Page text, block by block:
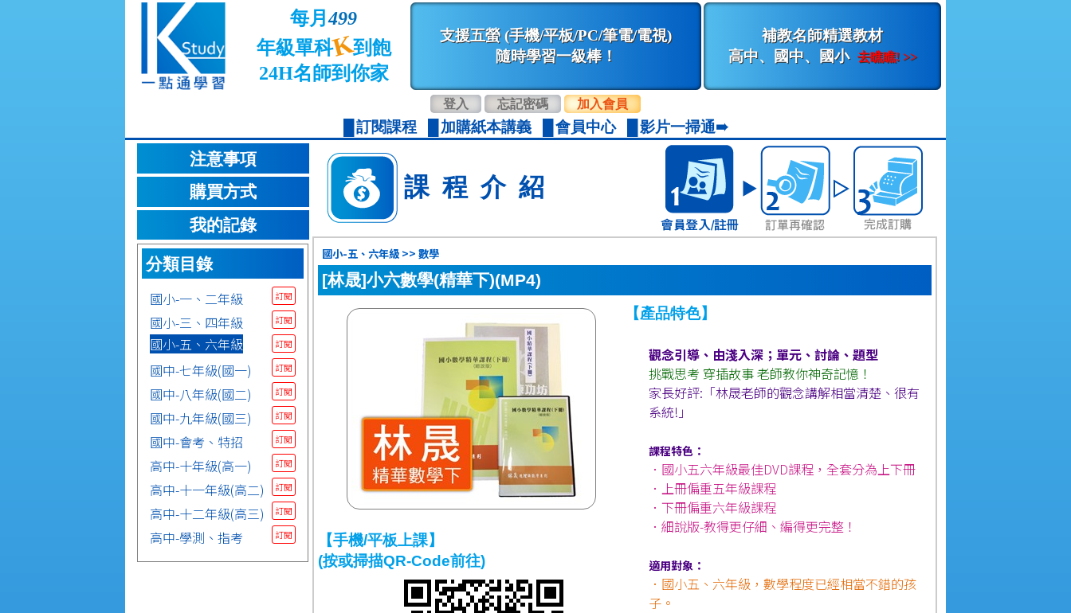
每月499
年級單科K到飽
24H名師到你家
支援五螢 (手機/平板/PC/筆電/電視)
隨時學習一級棒！
補教名師精選教材
高中、國中、國小 去瞧瞧! >>
登入 忘記密碼 加入會員
訂閱課程 加購紙本講義 會員中心 影片一掃通➠
注意事項
購買方式
我的記錄
分類目錄
國小-一、二年級
訂閱
國小-三、四年級 訂閱
國小-五、六年級 訂閱
國中-七年級(國一) 訂閱
國中-八年級(國二) 訂閱
國中-九年級(國三) 訂閱
國中-會考、特招 訂閱
高中-十年級(高一) 訂閱
高中-十一年級(高二) 訂閱
高中-十二年級(高三) 訂閱
高中-學測、指考 訂閱
課程介紹
國小-五、六年級 >> 數學
[林晟]小六數學(精華下)(MP4)
【手機/平板上課】
(按或掃描QR-Code前往)
【產品特色】
觀念引導、由淺入深；單元、討論、題型
挑戰思考 穿插故事 老師教你神奇記憶！
家長好評:「林晟老師的觀念講解相當清楚、很有
系統!」
課程特色：
．國小五六年級最佳DVD課程，全套分為上下冊
．上冊偏重五年級課程
．下冊偏重六年級課程
．細說版-教得更仔細、編得更完整！
適用對象：
．國小五、六年級，數學程度已經相當不錯的孩
子。